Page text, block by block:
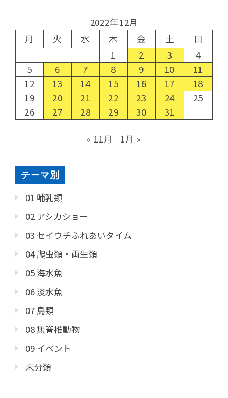
2022年12月
月
火 水 木 金 土
日
1
2 3
4
5
6 7 8 9 10
11
12
13 14 15 16 17
18
19
20 21 22 23 24
25
26
27 28 29 30 31
« 11月 1月 »
テーマ別
01 哺乳類
02 アシカショー
03 セイウチふれあいタイム
04 爬虫類・両生類
05 海水魚
06 淡水魚
07 鳥類
08 無脊椎動物
09 イベント
未分類